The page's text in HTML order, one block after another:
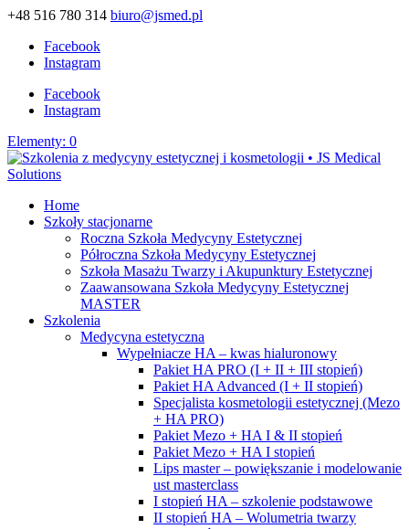
+48 516 780 314 biuro@jsmed.pl
Facebook
Instagram
Facebook
Instagram
Elementy: 0
Home
Szkoły stacjonarne
Roczna Szkoła Medycyny Estetycznej
Półroczna Szkoła Medycyny Estetycznej
Szkoła Masażu Twarzy i Akupunktury Estetycznej
Zaawansowana Szkoła Medycyny Estetycznej
MASTER
Szkolenia
Medycyna estetyczna
Wypełniacze HA – kwas hialuronowy
Pakiet HA PRO (I + II + III stopień)
Pakiet HA Advanced (I + II stopień)
Specjalista kosmetologii estetycznej (Mezo
+ HA PRO)
Pakiet Mezo + HA I & II stopień
Pakiet Mezo + HA I stopień
Lips master – powiększanie i modelowanie
ust masterclass
I stopień HA – szkolenie podstawowe
II stopień HA – Wolumetria twarzy